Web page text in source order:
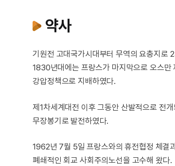
약사
기원전 고대국가시대부터 무역의 요충지로
1830년대에는 프랑스가 마지막으로 오스
강압정책으로 지배하였다.
제1차세계대전 이후 그동안 산발적으로 전
무장봉기로 발전하였다.
1962년 7월 5일 프랑스와의 휴전협정 체결
폐쇄적인 회교 사회주의노선을 고수해 왔다.